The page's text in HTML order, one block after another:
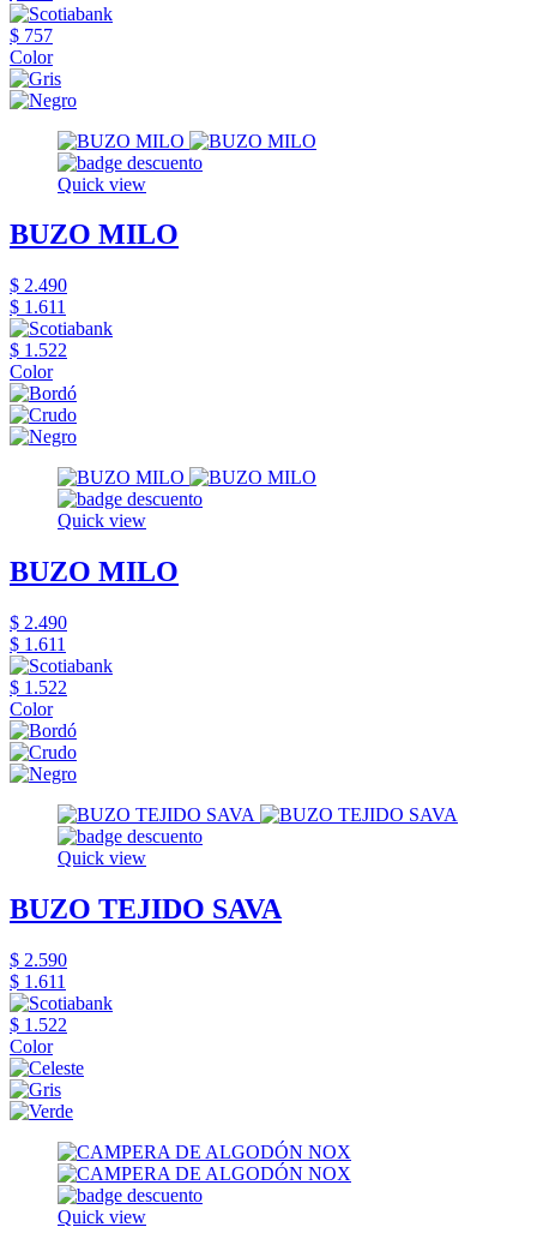
$ 757
Color
Quick view
BUZO MILO
$ 2.490
$ 1.611
$ 1.522
Color
Quick view
BUZO MILO
$ 2.490
$ 1.611
$ 1.522
Color
Quick view
BUZO TEJIDO SAVA
$ 2.590
$ 1.611
$ 1.522
Color
Quick view